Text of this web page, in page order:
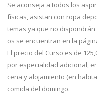
Se aconseja a todos los
físicas, asistan con ropa
temas ya que no
os se encuentran en la
El precio del Curso es de
por especialidad adicional,
cena y alojamiento (en
comida del domingo.